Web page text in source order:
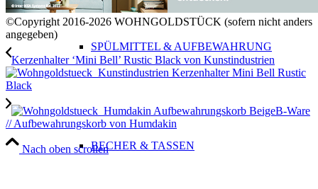
SPÜLMITTEL & AUFBEWAHRUNG
BECHER & TASSEN
©Copyright 2016-2026 WOHNGOLDSTÜCK (sofern nicht anders
angegeben)
Kerzenhalter ‘Mini Bell’ Rustic Black von Kunstindustrien
B-Ware
// Aufbewahrungskorb von Humdakin
Nach oben scrollen